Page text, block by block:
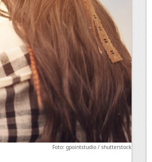
Foto: gpointstudio / shutterstock